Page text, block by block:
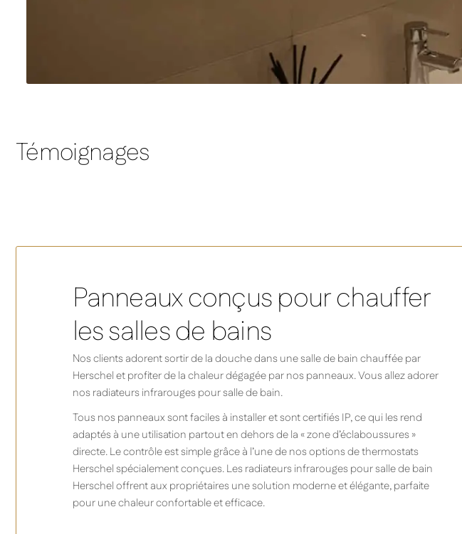
Témoignages
Panneaux conçus pour chauffer
les salles de bains
Nos clients adorent sortir de la douche dans une salle de bain chauffée par
Herschel et profiter de la chaleur dégagée par nos panneaux. Vous allez adorer
nos radiateurs infrarouges pour salle de bain.
Tous nos panneaux sont faciles à installer et sont certifiés IP, ce qui les rend
adaptés à une utilisation partout en dehors de la « zone d’éclaboussures »
directe. Le contrôle est simple grâce à l’une de nos options de thermostats
Herschel spécialement conçues. Les radiateurs infrarouges pour salle de bain
Herschel offrent aux propriétaires une solution moderne et élégante, parfaite
pour une chaleur confortable et efficace.